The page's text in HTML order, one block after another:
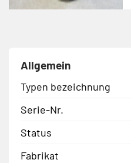
Allgemein
Typen bezeichnung
Serie-Nr.
Status
Fabrikat